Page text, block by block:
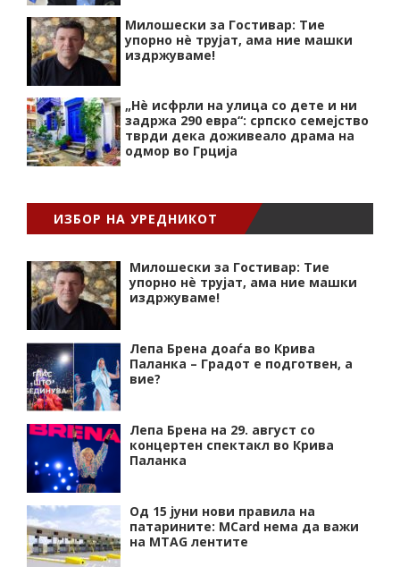
Милошески за Гостивар: Тие
упорно нѐ трујат, ама ние машки
издржуваме!
„Нѐ исфрли на улица со дете и ни
задржа 290 евра“: српско семејство
тврди дека доживеало драма на
одмор во Грција
ИЗБОР НА УРЕДНИКОТ
Милошески за Гостивар: Тие
упорно нѐ трујат, ама ние машки
издржуваме!
Лепа Брена доаѓа во Крива
Паланка – Градот е подготвен, а
вие?
Лепа Брена на 29. август со
концертен спектакл во Крива
Паланка
Од 15 јуни нови правила на
патарините: MCard нема да важи
на MTAG лентите